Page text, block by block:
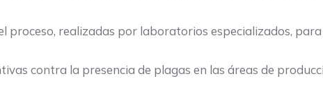
proceso, realizadas por laboratorios especializados,
contra la presencia de plagas en las áreas de